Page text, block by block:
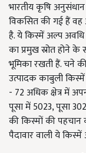
भारतीय कृषि अनुसंधान
विकसित की गई हैं वह
है. ये किस्में अल्प
का प्रमुख स्रोत होने के
भूमिका रखती हैं. चने
उत्पादक काबुली
- 72 अधिक क्षेत्र में
पूसा में 5023, पूसा
की किस्मों की पहचान
पैदावार वाली ये